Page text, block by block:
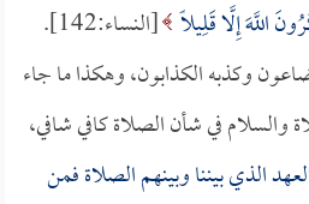
اللَّهَ إِلَّا قَلِيلًا [النساء:142].
وكذبه الكذابون، وهكذا ما جاء
والسلام في شأن الصلاة كافي شافي،
الذي بيننا وبينهم الصلاة فمن